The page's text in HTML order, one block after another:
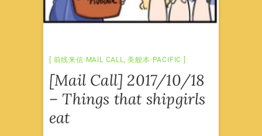
前线来信·MAIL CALL ,美舰本·PACIFIC
[Mail Call] 2017/10/18
– Things that shipgirls
eat